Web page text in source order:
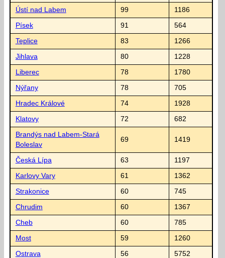
Ústí nad Labem 99 1186
Písek 91 564
Teplice 83 1266
Jihlava 80 1228
Liberec 78 1780
Nýřany 78 705
Hradec Králové 74 1928
Klatovy 72 682
Brandýs nad Labem-Stará
Boleslav
69 1419
Česká Lípa 63 1197
Karlovy Vary 61 1362
Strakonice 60 745
Chrudim 60 1367
Cheb 60 785
Most 59 1260
Ostrava 56 5752